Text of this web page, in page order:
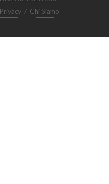
Privacy / Chi Siamo